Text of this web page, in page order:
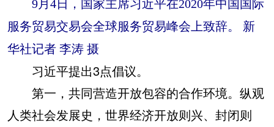
9月4日，国家主席习近平在2020年中国国际
服务贸易交易会全球服务贸易峰会上致辞。 新
华社记者 李涛 摄
习近平提出3点倡议。
第一，共同营造开放包容的合作环境。纵观
人类社会发展史，世界经济开放则兴、封闭则